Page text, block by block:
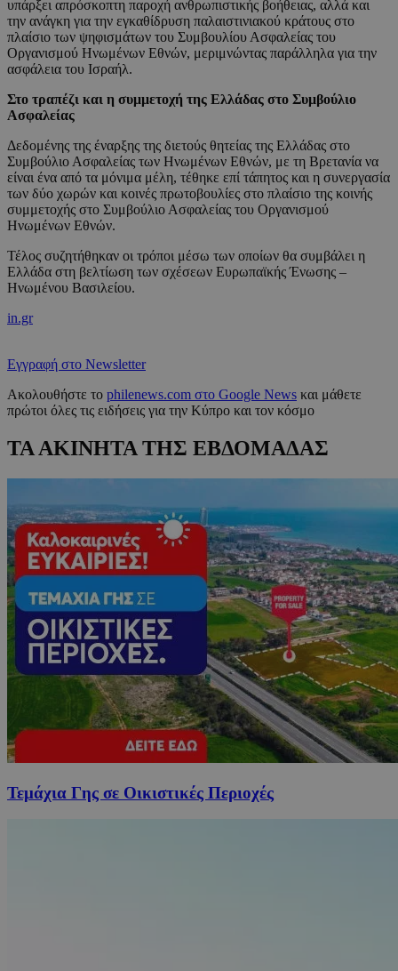
υπάρξει απρόσκοπτη παροχή ανθρωπιστικής βοήθειας, αλλά και
την ανάγκη για την εγκαθίδρυση παλαιστινιακού κράτους στο
πλαίσιο των ψηφισμάτων του Συμβουλίου Ασφαλείας του
Οργανισμού Ηνωμένων Εθνών, μεριμνώντας παράλληλα για την
ασφάλεια του Ισραήλ.
Στο τραπέζι και η συμμετοχή της Ελλάδας στο Συμβούλιο
Ασφαλείας
Δεδομένης της έναρξης της διετούς θητείας της Ελλάδας στο
Συμβούλιο Ασφαλείας των Ηνωμένων Εθνών, με τη Βρετανία να
είναι ένα από τα μόνιμα μέλη, τέθηκε επί τάπητος και η συνεργασία
των δύο χωρών και κοινές πρωτοβουλίες στο πλαίσιο της κοινής
συμμετοχής στο Συμβούλιο Ασφαλείας του Οργανισμού
Ηνωμένων Εθνών.
Τέλος συζητήθηκαν οι τρόποι μέσω των οποίων θα συμβάλει η
Ελλάδα στη βελτίωση των σχέσεων Ευρωπαϊκής Ένωσης –
Ηνωμένου Βασιλείου.
in.gr
Εγγραφή στο Newsletter
Ακολουθήστε το philenews.com στο Google News και μάθετε
πρώτοι όλες τις ειδήσεις για την Κύπρο και τον κόσμο
ΤΑ ΑΚΙΝΗΤΑ ΤΗΣ ΕΒΔΟΜΑΔΑΣ
Τεμάχια Γης σε Οικιστικές Περιοχές